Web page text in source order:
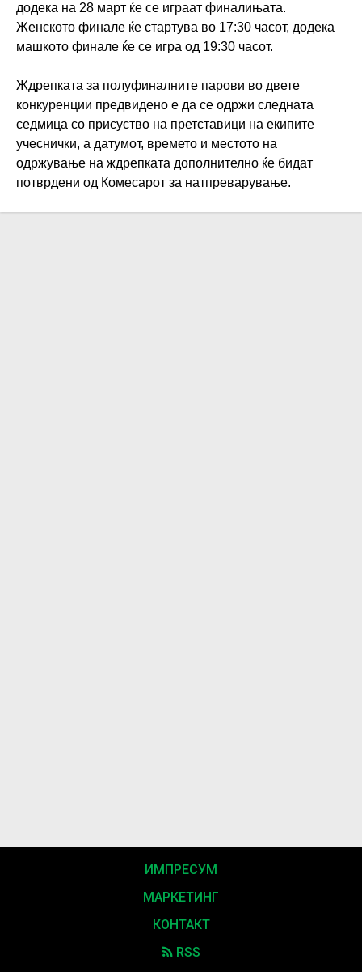
додека на 28 март ќе се играат финалињата.
Женското финале ќе стартува во 17:30 часот, додека
машкото финале ќе се игра од 19:30 часот.
Ждрепката за полуфиналните парови во двете
конкуренции предвидено е да се одржи следната
седмица со присуство на претставици на екипите
учеснички, а датумот, времето и местото на
одржување на ждрепката дополнително ќе бидат
потврдени од Комесарот за натпреварување.
ИМПРЕСУМ
МАРКЕТИНГ
КОНТАКТ
RSS